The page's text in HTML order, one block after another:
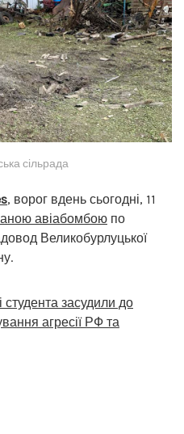
сільрада
, ворог вдень сьогодні, 11
авіабомбою по
Великобурлуцької
студента засудили до
агресії РФ та